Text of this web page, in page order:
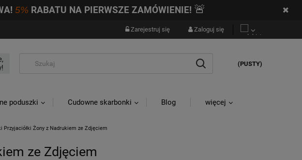
5% RABATU NA PIERWSZE ZAMÓWIENIE! 🚨
Zarejestruj się Zaloguj się
(PUSTY)
poduszki Cudowne skarbonki Blog więcej
Przyjaciółki Żony z Nadrukiem ze Zdjęciem
ze Zdjęciem